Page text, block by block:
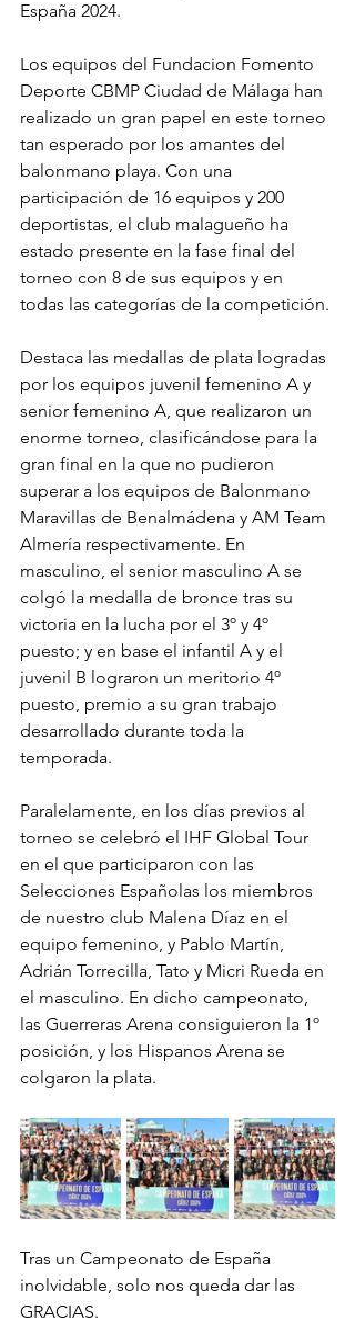
España 2024.
Los equipos del Fundacion Fomento
Deporte CBMP Ciudad de Málaga han
realizado un gran papel en este torneo
tan esperado por los amantes del
balonmano playa. Con una
participación de 16 equipos y 200
deportistas, el club malagueño ha
estado presente en la fase final del
torneo con 8 de sus equipos y en
todas las categorías de la competición.
Destaca las medallas de plata logradas
por los equipos juvenil femenino A y
senior femenino A, que realizaron un
enorme torneo, clasificándose para la
gran final en la que no pudieron
superar a los equipos de Balonmano
Maravillas de Benalmádena y AM Team
Almería respectivamente. En
masculino, el senior masculino A se
colgó la medalla de bronce tras su
victoria en la lucha por el 3º y 4º
puesto; y en base el infantil A y el
juvenil B lograron un meritorio 4º
puesto, premio a su gran trabajo
desarrollado durante toda la
temporada.
Paralelamente, en los días previos al
torneo se celebró el IHF Global Tour
en el que participaron con las
Selecciones Españolas los miembros
de nuestro club Malena Díaz en el
equipo femenino, y Pablo Martín,
Adrián Torrecilla, Tato y Micri Rueda en
el masculino. En dicho campeonato,
las Guerreras Arena consiguieron la 1º
posición, y los Hispanos Arena se
colgaron la plata.
Tras un Campeonato de España
inolvidable, solo nos queda dar las
GRACIAS.